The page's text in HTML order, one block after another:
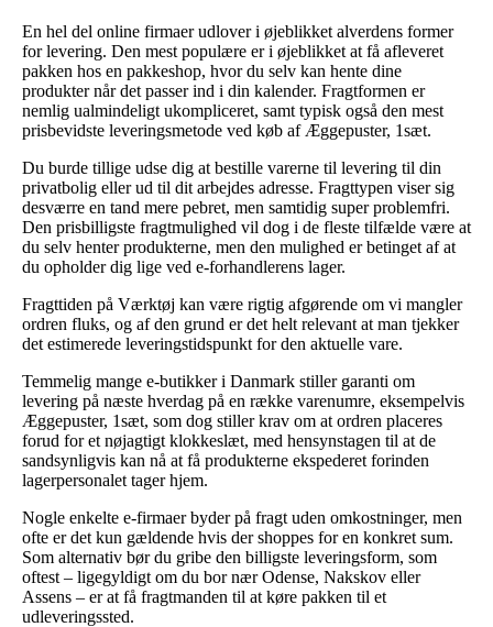
En hel del online firmaer udlover i øjeblikket alverdens former
for levering. Den mest populære er i øjeblikket at få afleveret
pakken hos en pakkeshop, hvor du selv kan hente dine
produkter når det passer ind i din kalender. Fragtformen er
nemlig ualmindeligt ukompliceret, samt typisk også den mest
prisbevidste leveringsmetode ved køb af Æggepuster, 1sæt.
Du burde tillige udse dig at bestille varerne til levering til din
privatbolig eller ud til dit arbejdes adresse. Fragttypen viser sig
desværre en tand mere pebret, men samtidig super problemfri.
Den prisbilligste fragtmulighed vil dog i de fleste tilfælde være at
du selv henter produkterne, men den mulighed er betinget af at
du opholder dig lige ved e-forhandlerens lager.
Fragttiden på Værktøj kan være rigtig afgørende om vi mangler
ordren fluks, og af den grund er det helt relevant at man tjekker
det estimerede leveringstidspunkt for den aktuelle vare.
Temmelig mange e-butikker i Danmark stiller garanti om
levering på næste hverdag på en række varenumre, eksempelvis
Æggepuster, 1sæt, som dog stiller krav om at ordren placeres
forud for et nøjagtigt klokkeslæt, med hensynstagen til at de
sandsynligvis kan nå at få produkterne ekspederet forinden
lagerpersonalet tager hjem.
Nogle enkelte e-firmaer byder på fragt uden omkostninger, men
ofte er det kun gældende hvis der shoppes for en konkret sum.
Som alternativ bør du gribe den billigste leveringsform, som
oftest – ligegyldigt om du bor nær Odense, Nakskov eller
Assens – er at få fragtmanden til at køre pakken til et
udleveringssted.